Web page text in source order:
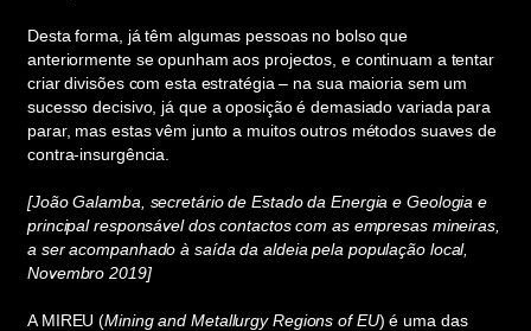
Desta forma, já têm algumas pessoas no bolso que
anteriormente se opunham aos projectos, e continuam a tentar
criar divisões com esta estratégia – na sua maioria sem um
sucesso decisivo, já que a oposição é demasiado variada para
parar, mas estas vêm junto a muitos outros métodos suaves de
contra-insurgência.
[João Galamba, secretário de Estado da Energia e Geologia e
principal responsável dos contactos com as empresas mineiras,
a ser acompanhado à saída da aldeia pela população local,
Novembro 2019]
A MIREU (Mining and Metallurgy Regions of EU) é uma das